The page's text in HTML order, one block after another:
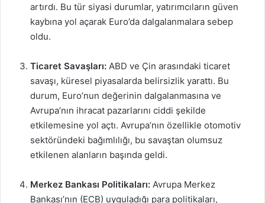
artırdı. Bu tür siyasi durumlar, yatırımcıların güven
kaybına yol açarak Euro’da dalgalanmalara sebep
oldu.
Ticaret Savaşları: ABD ve Çin arasındaki ticaret
savaşı, küresel piyasalarda belirsizlik yarattı. Bu
durum, Euro’nun değerinin dalgalanmasına ve
Avrupa’nın ihracat pazarlarını ciddi şekilde
etkilemesine yol açtı. Avrupa’nın özellikle otomotiv
sektöründeki bağımlılığı, bu savaştan olumsuz
etkilenen alanların başında geldi.
Merkez Bankası Politikaları: Avrupa Merkez
Bankası’nın (ECB) uyguladığı para politikaları,